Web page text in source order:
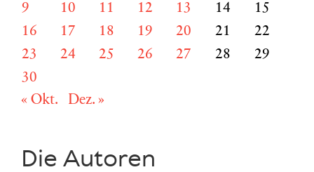
9
10 11 12 13 14
15
16
17 18 19 20 21
22
23
24 25 26 27 28
29
30
« Okt.
Dez. »
Die Autoren